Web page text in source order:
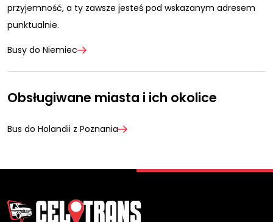
przyjemność, a ty zawsze jesteś pod wskazanym adresem
punktualnie.
Busy do Niemiec
Obsługiwane miasta i ich okolice
Bus do Holandii z Poznania